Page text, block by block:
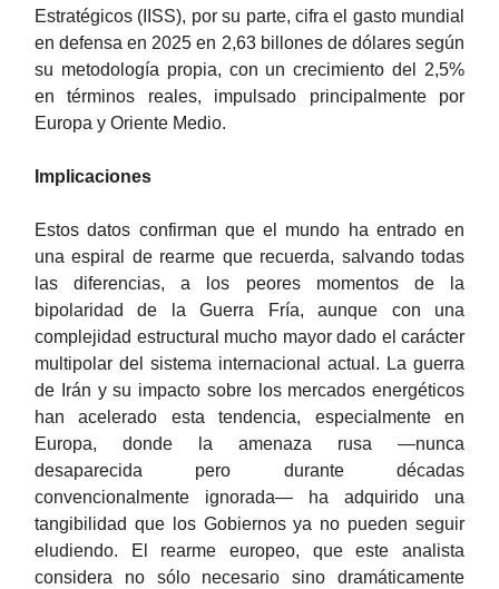
Estratégicos (IISS), por su parte, cifra el gasto mundial
en defensa en 2025 en 2,63 billones de dólares según
su metodología propia, con un crecimiento del 2,5%
en términos reales, impulsado principalmente por
Europa y Oriente Medio.
Implicaciones
Estos datos confirman que el mundo ha entrado en
una espiral de rearme que recuerda, salvando todas
las diferencias, a los peores momentos de la
bipolaridad de la Guerra Fría, aunque con una
complejidad estructural mucho mayor dado el carácter
multipolar del sistema internacional actual. La guerra
de Irán y su impacto sobre los mercados energéticos
han acelerado esta tendencia, especialmente en
Europa, donde la amenaza rusa —nunca
desaparecida pero durante décadas
convencionalmente ignorada— ha adquirido una
tangibilidad que los Gobiernos ya no pueden seguir
eludiendo. El rearme europeo, que este analista
considera no sólo necesario sino dramáticamente